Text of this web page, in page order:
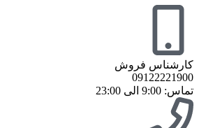
کارشناس فروش
09122221900
تماس: 9:00 الی 23:00